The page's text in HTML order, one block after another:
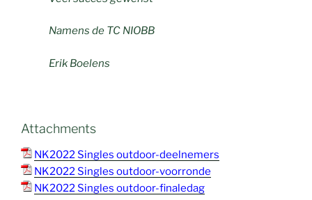
Namens de TC NIOBB
Erik Boelens
Attachments
NK2022 Singles outdoor-deelnemers
NK2022 Singles outdoor-voorronde
NK2022 Singles outdoor-finaledag